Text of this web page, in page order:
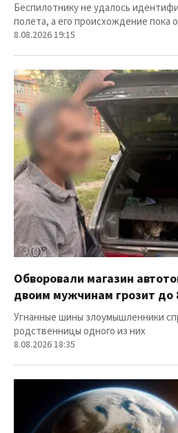
Беспилотнику не удалось
полета, а его происхождение пока
8.08.2026 19:15
Обворовали магазин
двоим мужчинам грозит до
Угнанные шины злоумышленники
родственницы одного из них
8.08.2026 18:35